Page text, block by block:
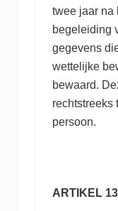
twee jaar na
begeleiding
gegevens
wettelijke
bewaard.
rechtstreeks
persoon.
ARTIKEL